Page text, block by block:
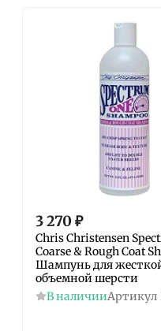
3 270 ₽
Chris Christensen
Coarse & Rough Coat
Шампунь для
объемной шерсти
В наличииАртикул